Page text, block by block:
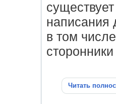
написания
в том
Читать